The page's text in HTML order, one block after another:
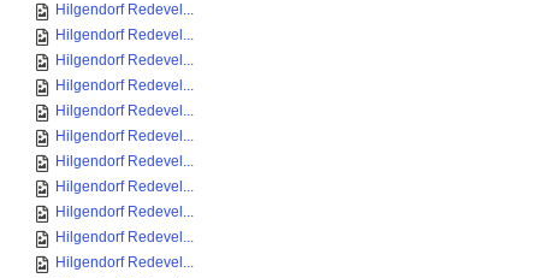
Hilgendorf Redevel...
Hilgendorf Redevel...
Hilgendorf Redevel...
Hilgendorf Redevel...
Hilgendorf Redevel...
Hilgendorf Redevel...
Hilgendorf Redevel...
Hilgendorf Redevel...
Hilgendorf Redevel...
Hilgendorf Redevel...
Hilgendorf Redevel...